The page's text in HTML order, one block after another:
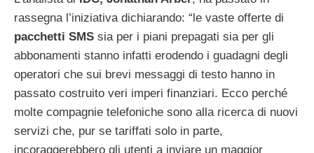
rassegna l’iniziativa dichiarando: “le vaste offerte di
pacchetti SMS sia per i piani prepagati sia per gli
abbonamenti stanno infatti erodendo i guadagni degli
operatori che sui brevi messaggi di testo hanno in
passato costruito veri imperi finanziari. Ecco perché
molte compagnie telefoniche sono alla ricerca di nuovi
servizi che, pur se tariffati solo in parte,
incoraggerebbero gli utenti a inviare un maggior